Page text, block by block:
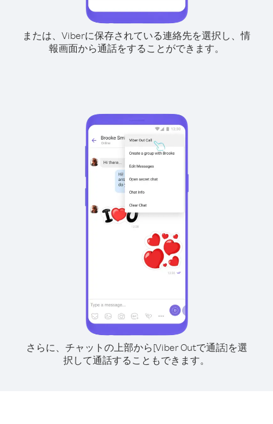
または、Viberに保存されている連絡先を選択し、情
報画面から通話をすることができます。
さらに、チャットの上部から[Viber Outで通話]を選
択して通話することもできます。